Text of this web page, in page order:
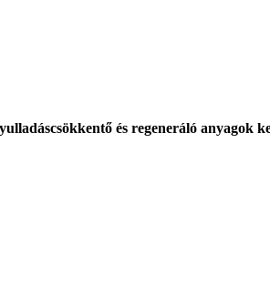
és regeneráló anyagok